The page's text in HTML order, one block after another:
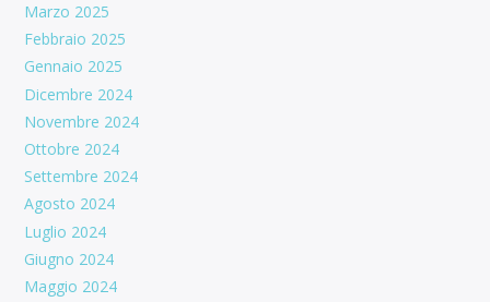
Marzo 2025
Febbraio 2025
Gennaio 2025
Dicembre 2024
Novembre 2024
Ottobre 2024
Settembre 2024
Agosto 2024
Luglio 2024
Giugno 2024
Maggio 2024